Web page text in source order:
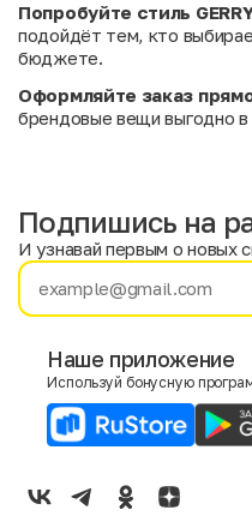
Попробуйте стиль
подойдёт тем, кто
бюджете.
Оформляйте заказ
брендовые вещи выгодно
Имя
E-mail
Мужской
Женский
Подпишись на
И узнавай первым о новых
Наше приложение
Используй бонусную